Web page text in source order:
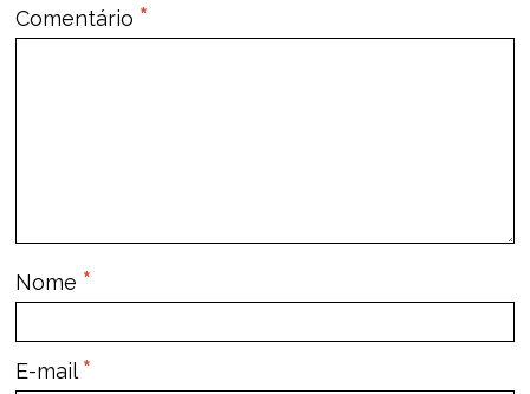
Comentário *
Nome *
E-mail *